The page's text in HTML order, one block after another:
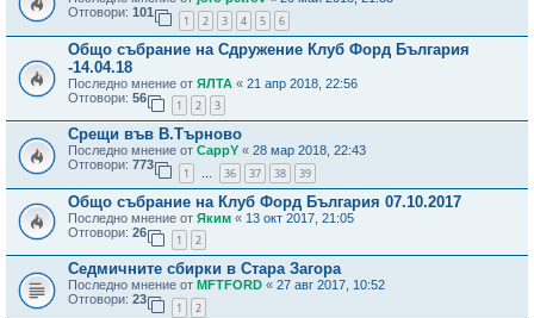
Отговори: 101
1 2 3 4 5 6
Общо събрание на Сдружение Клуб Форд България
-14.04.18
Последно мнение от ЯЛТА « 21 апр 2018, 22:56
Отговори: 56
1 2 3
Срещи във В.Търново
Последно мнение от CappY « 28 мар 2018, 22:43
Отговори: 773
1 … 36 37 38 39
Общо събрание на Клуб Форд България 07.10.2017
Последно мнение от Яким « 13 окт 2017, 21:05
Отговори: 26
1 2
Седмичните сбирки в Стара Загора
Последно мнение от MFTFORD « 27 авг 2017, 10:52
Отговори: 23
1 2